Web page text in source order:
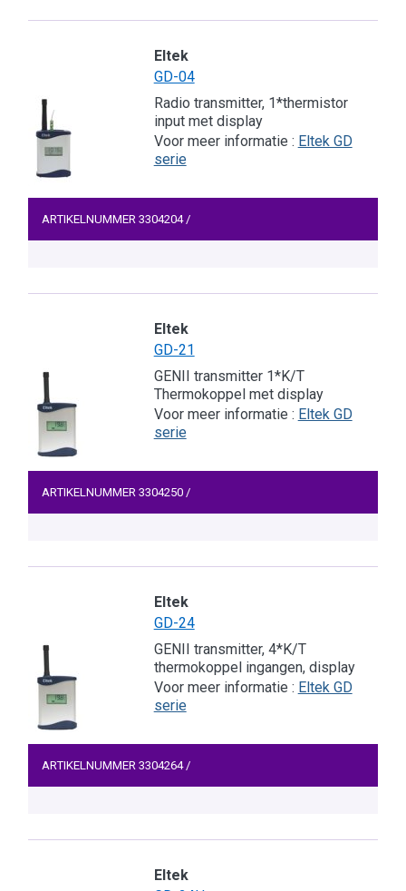
Eltek
GD-04
Radio transmitter, 1*thermistor
input met display
Voor meer informatie : Eltek GD
serie
ARTIKELNUMMER 3304204 /
Eltek
GD-21
GENII transmitter 1*K/T
Thermokoppel met display
Voor meer informatie : Eltek GD
serie
ARTIKELNUMMER 3304250 /
Eltek
GD-24
GENII transmitter, 4*K/T
thermokoppel ingangen, display
Voor meer informatie : Eltek GD
serie
ARTIKELNUMMER 3304264 /
Eltek